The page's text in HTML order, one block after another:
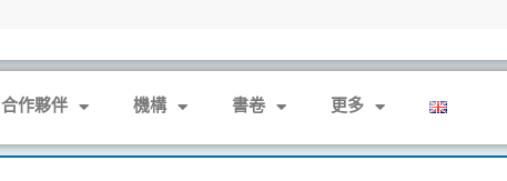
合作夥伴 機構 書卷 更多